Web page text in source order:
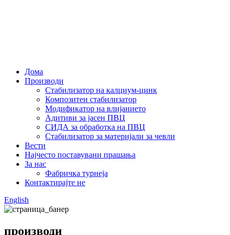
Дома
Производи
Стабилизатор на калциум-цинк
Композитен стабилизатор
Модификатор на влијанието
Адитиви за јасен ПВЦ
СИДА за обработка на ПВЦ
Стабилизатор за материјали за чевли
Вести
Најчесто поставувани прашања
За нас
Фабричка турнеја
Контактирајте не
English
производи